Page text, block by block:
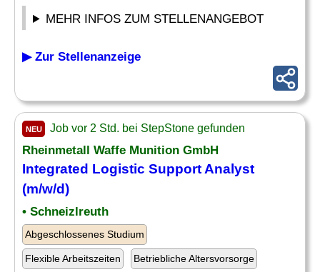
MEHR INFOS ZUM STELLENANGEBOT
▶ Zur Stellenanzeige
NEU Job vor 2 Std. bei StepStone gefunden
Rheinmetall Waffe Munition GmbH
Integrated Logistic Support Analyst
(m/w/d)
• Schneizlreuth
Abgeschlossenes Studium
Flexible Arbeitszeiten Betriebliche Altersvorsorge